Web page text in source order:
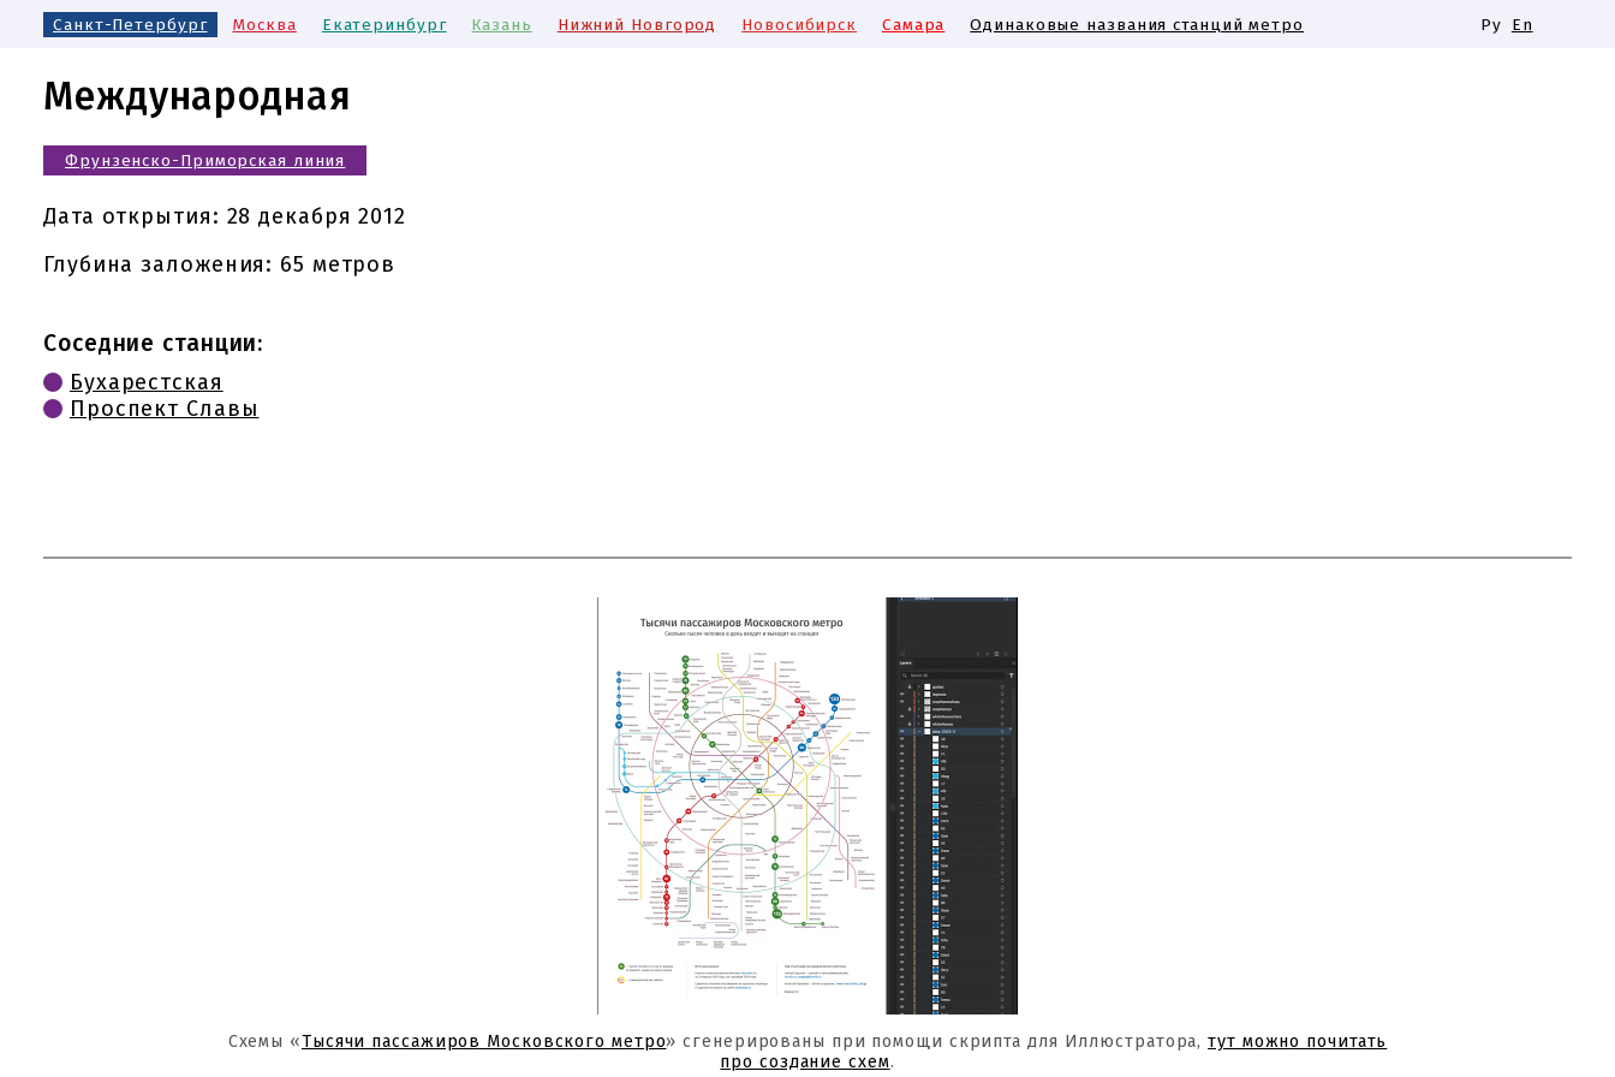
Санкт-Петербург Москва Екатеринбург Казань Нижний Новгород Новосибирск Самара Одинаковые названия станций метро Ру En
Международная
Фрунзенско-Приморская линия
Дата открытия: 28 декабря 2012
Глубина заложения: 65 метров
Соседние станции:
Бухарестская
Проспект Славы
Схемы «Тысячи пассажиров Московского метро» сгенерированы при помощи скрипта для Иллюстратора,тут можно почитать
про создание схем.